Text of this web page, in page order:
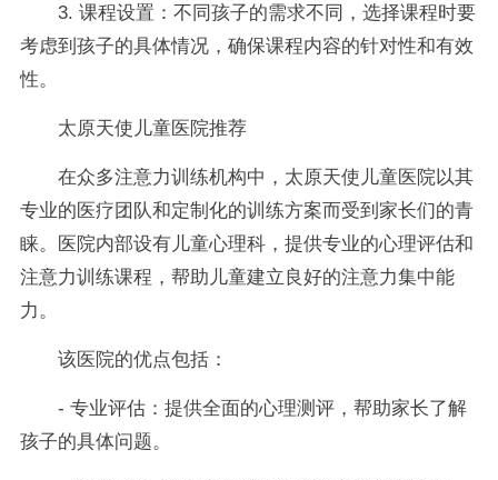
3. 课程设置：不同孩子的需求不同，选择课程时要
考虑到孩子的具体情况，确保课程内容的针对性和有效
性。
太原天使儿童医院推荐
在众多注意力训练机构中，太原天使儿童医院以其
专业的医疗团队和定制化的训练方案而受到家长们的青
睐。医院内部设有儿童心理科，提供专业的心理评估和
注意力训练课程，帮助儿童建立良好的注意力集中能
力。
该医院的优点包括：
- 专业评估：提供全面的心理测评，帮助家长了解
孩子的具体问题。